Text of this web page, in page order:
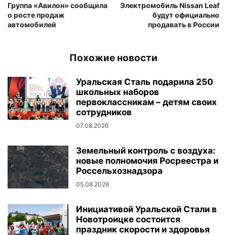
Группа «Авилон» сообщила
о росте продаж
автомобилей
Электромобиль Nissan Leaf
будут официально
продавать в России
Похожие новости
Уральская Сталь подарила 250
школьных наборов
первоклассникам – детям своих
сотрудников
07.08.2026
Земельный контроль с воздуха:
новые полномочия Росреестра и
Россельхознадзора
05.08.2026
Инициативой Уральской Стали в
Новотроицке состоится
праздник скорости и здоровья